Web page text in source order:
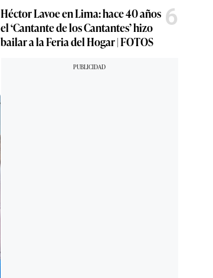
Héctor Lavoe en Lima: hace 40 años
el ‘Cantante de los Cantantes’ hizo
bailar a la Feria del Hogar | FOTOS
6